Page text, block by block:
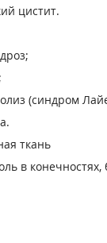
цистит.
(синдром
ткань
в конечностях,